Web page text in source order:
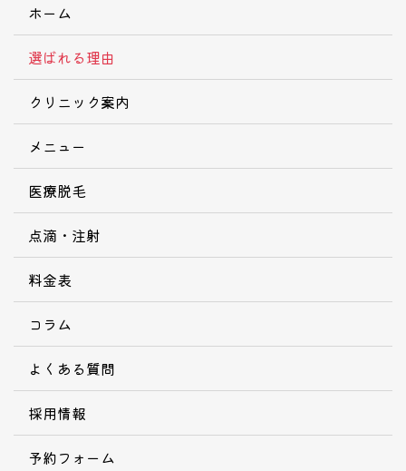
ホーム
選ばれる理由
クリニック案内
メニュー
医療脱毛
点滴・注射
料金表
コラム
よくある質問
採用情報
予約フォーム